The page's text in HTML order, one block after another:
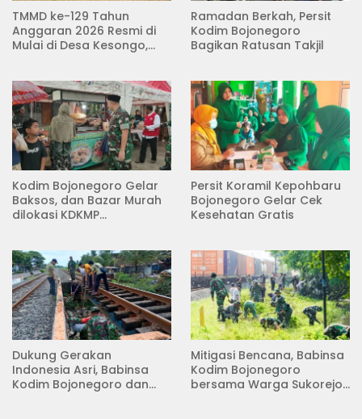
TMMD ke-129 Tahun
Anggaran 2026 Resmi di
Mulai di Desa Kesongo,
Ramadan Berkah, Persit
Kodim Bojonegoro
Bagikan Ratusan Takjil
Kodim Bojonegoro Gelar
Baksos, dan Bazar Murah
dilokasi KDKMP
Persit Koramil Kepohbaru
Bojonegoro Gelar Cek
Kesehatan Gratis
Dukung Gerakan
Indonesia Asri, Babinsa
Kodim Bojonegoro dan
Mitigasi Bencana, Babinsa
Kodim Bojonegoro
bersama Warga Sukorejo